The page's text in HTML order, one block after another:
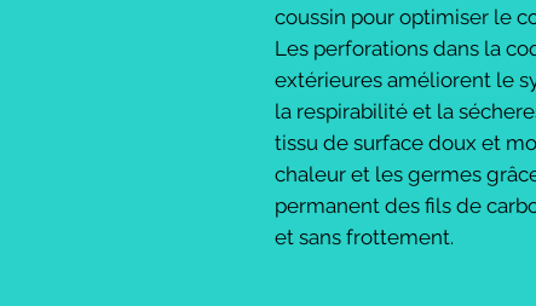
coussin pour optimiser le
Les perforations dans la
extérieures améliorent le
la respirabilité et la
tissu de surface doux et
chaleur et les germes
permanent des fils de
et sans frottement.